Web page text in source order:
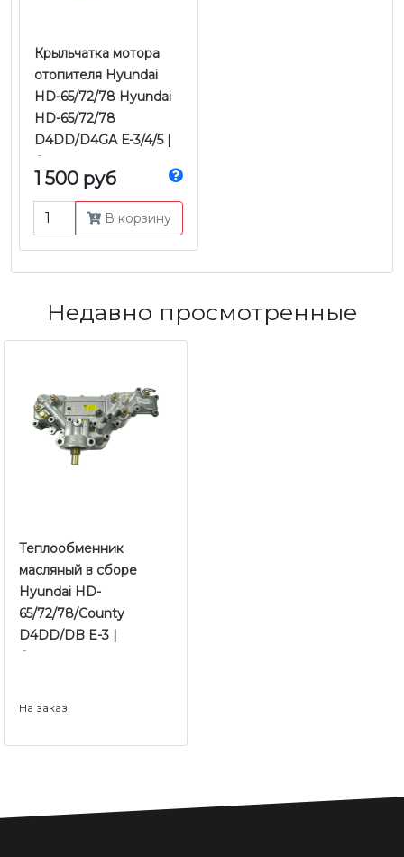
Крыльчатка мотора
отопителя Hyundai
HD-65/72/78 Hyundai
HD-65/72/78
D4DD/D4GA Е-3/4/5 |
Оригинал
1 500 руб
В корзину
Недавно просмотренные
Теплообменник
масляный в сборе
Hyundai HD-
65/72/78/County
D4DD/DB E-3 |
Оригинал
На заказ